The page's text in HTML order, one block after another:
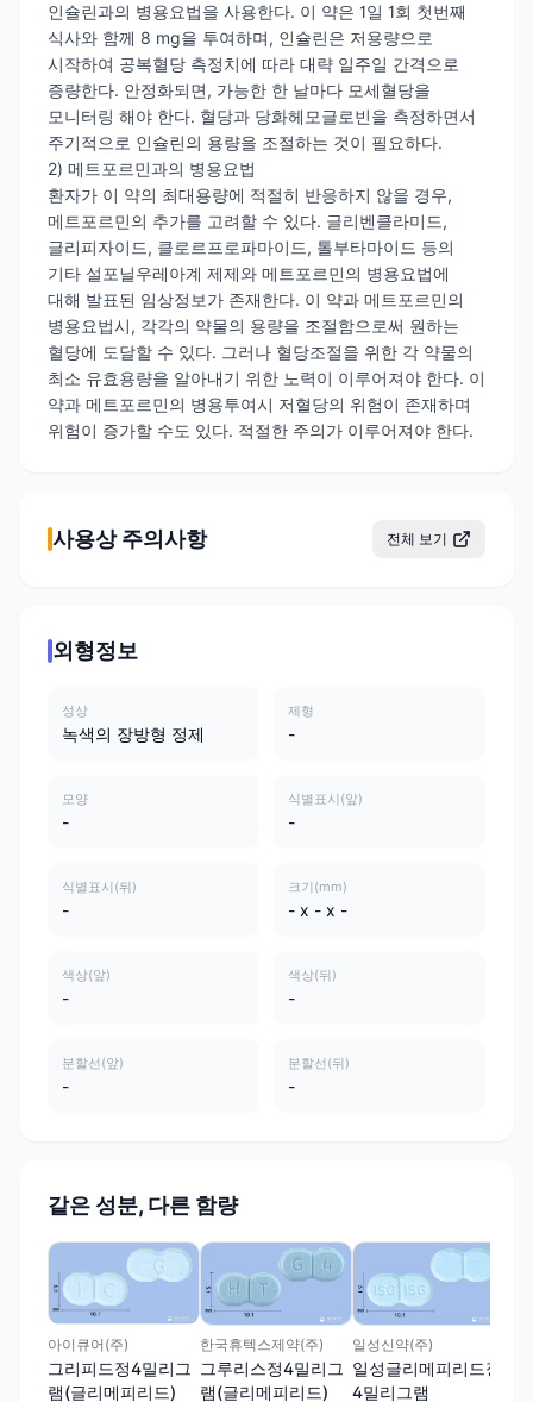
인슐린과의 병용요법을 사용한다. 이 약은 1일 1회 첫번째
식사와 함께 8 mg을 투여하며, 인슐린은 저용량으로
시작하여 공복혈당 측정치에 따라 대략 일주일 간격으로
증량한다. 안정화되면, 가능한 한 날마다 모세혈당을
모니터링 해야 한다. 혈당과 당화헤모글로빈을 측정하면서
주기적으로 인슐린의 용량을 조절하는 것이 필요하다.
2) 메트포르민과의 병용요법
환자가 이 약의 최대용량에 적절히 반응하지 않을 경우,
메트포르민의 추가를 고려할 수 있다. 글리벤클라미드,
글리피자이드, 클로르프로파마이드, 톨부타마이드 등의
기타 설포닐우레아계 제제와 메트포르민의 병용요법에
대해 발표된 임상정보가 존재한다. 이 약과 메트포르민의
병용요법시, 각각의 약물의 용량을 조절함으로써 원하는
혈당에 도달할 수 있다. 그러나 혈당조절을 위한 각 약물의
최소 유효용량을 알아내기 위한 노력이 이루어져야 한다. 이
약과 메트포르민의 병용투여시 저혈당의 위험이 존재하며
위험이 증가할 수도 있다. 적절한 주의가 이루어져야 한다.
사용상 주의사항 전체 보기
외형정보
성상
녹색의 장방형 정제
제형
-
모양
-
식별표시(앞)
-
식별표시(뒤)
-
크기(mm)
- x - x -
색상(앞)
-
색상(뒤)
-
분할선(앞)
-
분할선(뒤)
-
같은 성분, 다른 함량
아이큐어(주)
그리피드정4밀리그
램(글리메피리드)
한국휴텍스제약(주)
그루리스정4밀리그
램(글리메피리드)
일성신약(주)
일성글리메피리드정
4밀리그램